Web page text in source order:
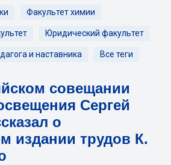
Факультет химии
Юридический факультет
и наставника Все теги
совещании
Сергей
о
издании трудов К.